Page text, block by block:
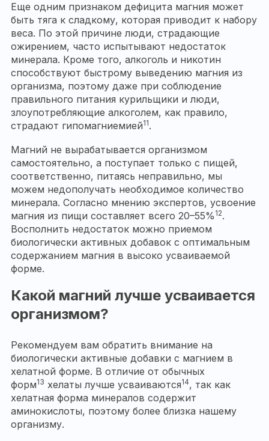
Еще одним признаком дефицита магния может
быть тяга к сладкому, которая приводит к набору
веса. По этой причине люди, страдающие
ожирением, часто испытывают недостаток
минерала. Кроме того, алкоголь и никотин
способствуют быстрому выведению магния из
организма, поэтому даже при соблюдение
правильного питания курильщики и люди,
злоупотребляющие алкоголем, как правило,
страдают гипомагниемией11.
Магний не вырабатывается организмом
самостоятельно, а поступает только с пищей,
соответственно, питаясь неправильно, мы
можем недополучать необходимое количество
минерала. Согласно мнению экспертов, усвоение
магния из пищи составляет всего 20–55% 12.
Восполнить недостаток можно приемом
биологически активных добавок с оптимальным
содержанием магния в высоко усваиваемой
форме.
Какой магний лучше усваивается
организмом?
Рекомендуем вам обратить внимание на
биологически активные добавки с магнием в
хелатной форме. В отличие от обычных
форм13 хелаты лучше усваиваются14, так как
хелатная форма минералов содержит
аминокислоты, поэтому более близка нашему
организму.